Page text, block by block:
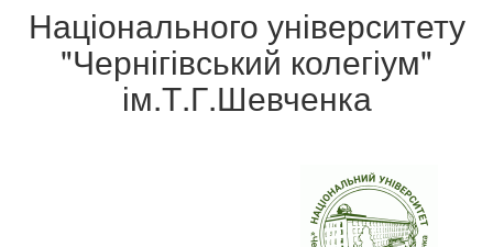
Національного університету
"Чернігівський колегіум"
ім.Т.Г.Шевченка